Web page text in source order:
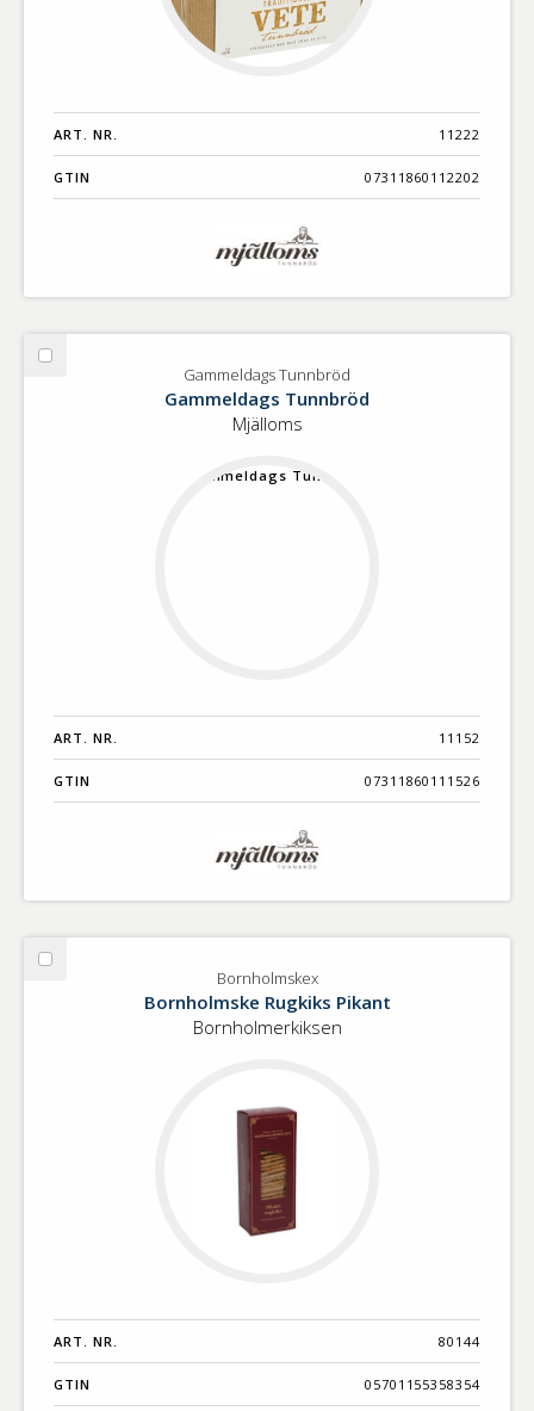
ART. NR. 11222
GTIN 07311860112202
Välj
Gammeldags Tunnbröd
Gammeldags Tunnbröd
Mjälloms
ART. NR. 11152
GTIN 07311860111526
Välj
Bornholmskex
Bornholmske Rugkiks Pikant
Bornholmerkiksen
ART. NR. 80144
GTIN 05701155358354